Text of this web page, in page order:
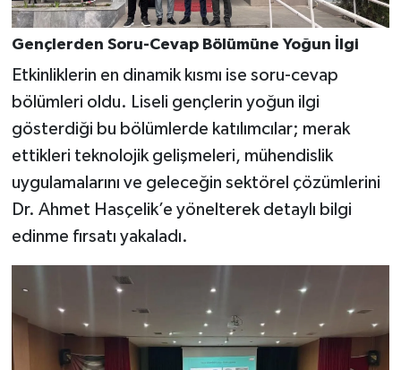
Gençlerden Soru-Cevap Bölümüne Yoğun İlgi
Etkinliklerin en dinamik kısmı ise soru-cevap
bölümleri oldu. Liseli gençlerin yoğun ilgi
gösterdiği bu bölümlerde katılımcılar; merak
ettikleri teknolojik gelişmeleri, mühendislik
uygulamalarını ve geleceğin sektörel çözümlerini
Dr. Ahmet Hasçelik’e yönelterek detaylı bilgi
edinme fırsatı yakaladı.